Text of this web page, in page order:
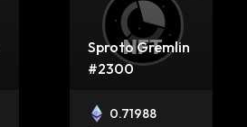
Sproto Gremlin
#2300
0.71988